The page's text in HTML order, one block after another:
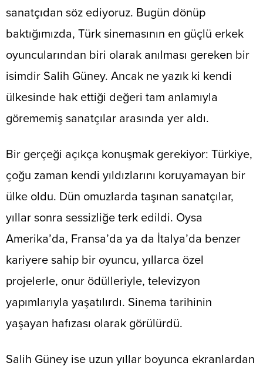
sanatçıdan söz ediyoruz. Bugün dönüp
baktığımızda, Türk sinemasının en güçlü erkek
oyuncularından biri olarak anılması gereken bir
isimdir Salih Güney. Ancak ne yazık ki kendi
ülkesinde hak ettiği değeri tam anlamıyla
görememiş sanatçılar arasında yer aldı.
Bir gerçeği açıkça konuşmak gerekiyor: Türkiye,
çoğu zaman kendi yıldızlarını koruyamayan bir
ülke oldu. Dün omuzlarda taşınan sanatçılar,
yıllar sonra sessizliğe terk edildi. Oysa
Amerika’da, Fransa’da ya da İtalya’da benzer
kariyere sahip bir oyuncu, yıllarca özel
projelerle, onur ödülleriyle, televizyon
yapımlarıyla yaşatılırdı. Sinema tarihinin
yaşayan hafızası olarak görülürdü.
Salih Güney ise uzun yıllar boyunca ekranlardan